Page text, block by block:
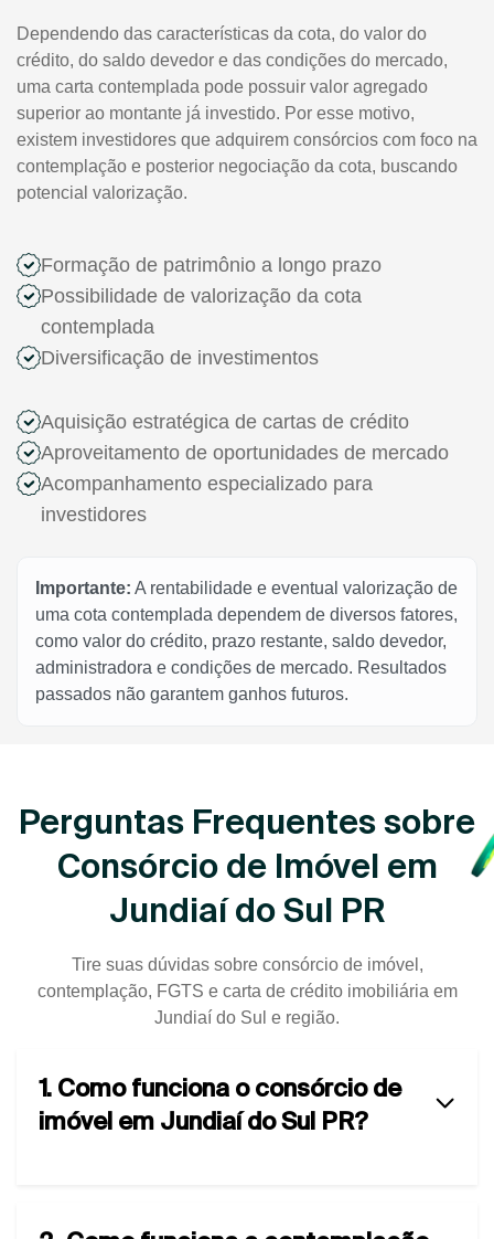
Dependendo das características da cota, do valor do
crédito, do saldo devedor e das condições do mercado,
uma carta contemplada pode possuir valor agregado
superior ao montante já investido. Por esse motivo,
existem investidores que adquirem consórcios com foco na
contemplação e posterior negociação da cota, buscando
potencial valorização.
Formação de patrimônio a longo prazo
Possibilidade de valorização da cota
contemplada
Diversificação de investimentos
Aquisição estratégica de cartas de crédito
Aproveitamento de oportunidades de mercado
Acompanhamento especializado para
investidores
Importante: A rentabilidade e eventual valorização de
uma cota contemplada dependem de diversos fatores,
como valor do crédito, prazo restante, saldo devedor,
administradora e condições de mercado. Resultados
passados não garantem ganhos futuros.
Perguntas Frequentes sobre
Consórcio de Imóvel em
Jundiaí do Sul PR
Tire suas dúvidas sobre consórcio de imóvel,
contemplação, FGTS e carta de crédito imobiliária em
Jundiaí do Sul e região.
1. Como funciona o consórcio de
imóvel em Jundiaí do Sul PR?